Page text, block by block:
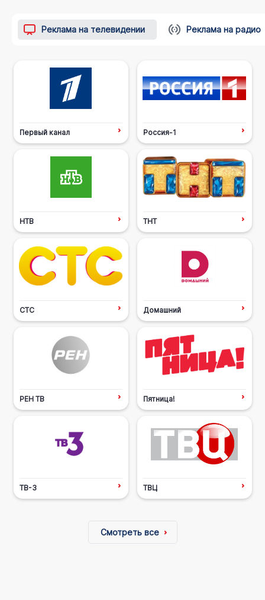
Реклама на телевидении Реклама на радио
Первый канал Россия-1
НТВ ТНТ
СТС Домашний
РЕН ТВ Пятница!
ТВ-3 ТВЦ
Смотреть все